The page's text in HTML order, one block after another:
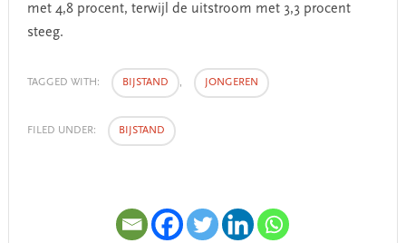
met 4,8 procent, terwijl de uitstroom met 3,3 procent
steeg.
TAGGED WITH: BIJSTAND , JONGEREN
FILED UNDER: BIJSTAND